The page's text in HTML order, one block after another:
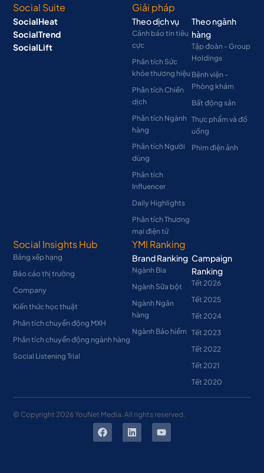
Social Suite
SocialHeat
SocialTrend
SocialLift
Giải pháp
Theo dịch vụ
Cảnh báo tin tiêu
cực
Phân tích Sức
khỏe thương hiệu
Phân tích Chiến
dịch
Phân tích Ngành
hàng
Phân tích Người
dùng
Phân tích
Influencer
Daily Highlights
Phân tích Thương
mại điện tử
Theo ngành
hàng
Tập đoàn - Group
Holdings
Bệnh viện -
Phòng khám
Bất động sản
Thực phẩm và đồ
uống
Phim điện ảnh
Social Insights Hub
Bảng xếp hạng
Báo cáo thị trường
Company
Kiến thức học thuật
Phân tích chuyển động MXH
Phân tích chuyển động ngành hàng
Social Listening Trial
YMI Ranking
Brand Ranking
Ngành Bia
Ngành Sữa bột
Ngành Ngân
hàng
Ngành Bảo hiểm
Campaign
Ranking
Tết 2026
Tết 2025
Tết 2024
Tết 2023
Tết 2022
Tết 2021
Tết 2020
© Copyright 2026YouNet Media. All rights reserved.